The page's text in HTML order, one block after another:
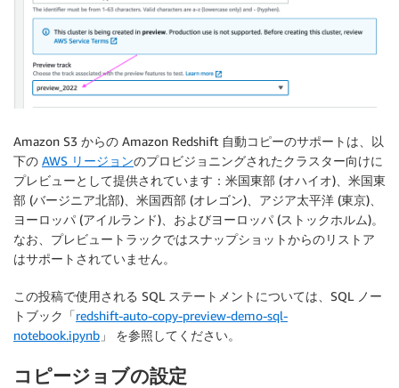
Amazon S3 からの Amazon Redshift 自動コピーのサポートは、以
下の AWS リージョンのプロビジョニングされたクラスター向けに
プレビューとして提供されています：米国東部 (オハイオ)、米国東
部 (バージニア北部)、米国西部 (オレゴン)、アジア太平洋 (東京)、
ヨーロッパ (アイルランド)、およびヨーロッパ (ストックホルム)。
なお、プレビュートラックではスナップショットからのリストア
はサポートされていません。
この投稿で使用される SQL ステートメントについては、SQL ノー
トブック「redshift-auto-copy-preview-demo-sql-
notebook.ipynb 」 を参照してください。
コピージョブの設定